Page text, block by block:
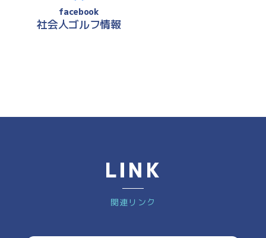
facebook
社会人ゴルフ情報
LINK
関連リンク